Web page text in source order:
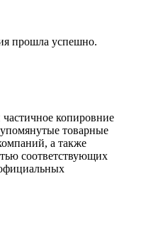
прошла успешно.
копировние
товарные
а также
соответствующих